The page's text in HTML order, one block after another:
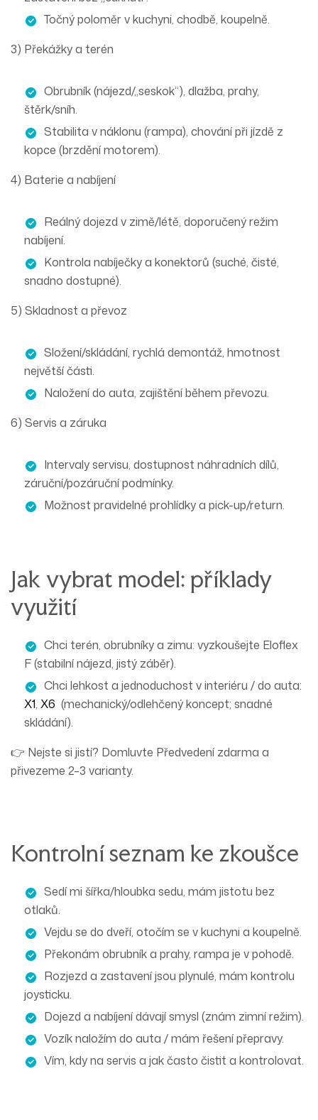
Točný poloměrv kuchyni, chodbě, koupelně.
3) Překážky a terén
Obrubník(nájezd/„seskok“),dlažba, prahy,
štěrk/sníh.
Stabilita vnáklonu (rampa), chování při jízdě z
kopce (brzdění motorem).
4) Baterie a nabíjení
Reálný dojezd v zimě/létě, doporučenýrežim
nabíjení.
Kontrolanabíječkyakonektorů (suché, čisté,
snadno dostupné).
5) Skladnost a převoz
Složení/skládání, rychlá demontáž, hmotnost
největší části.
Naložení do auta, zajištění během převozu.
6) Servis a záruka
Intervalyservisu, dostupnostnáhradních dílů,
záruční/pozáručnípodmínky.
Možnostpravidelné prohlídkyapick-up/return.
Jak vybrat model: příklady
využití
Chci terén, obrubníky a zimu: vyzkoušejte Eloflex
F(stabilní nájezd, jistý záběr).
Chci lehkost a jednoduchost v interiéru / do auta:
X1,X6 (mechanický/odlehčený koncept; snadné
skládání).
👉 Nejste si jistí? Domluvte Předvedení zdarma a
přivezeme 2–3 varianty.
Kontrolní seznam ke zkoušce
Sedí mi šířka/hloubka sedu, mám jistotu bez
otlaků.
Vejdu se do dveří, otočím se v kuchyni a koupelně.
Překonámobrubníkaprahy, rampa je v pohodě.
Rozjezd a zastavení jsou plynulé, mámkontrolu
joysticku.
Dojezd a nabíjení dávají smysl (znám zimní režim).
Vozík naložím do auta / mám řešení přepravy.
Vím,kdy na servis a jak často čistit a kontrolovat.